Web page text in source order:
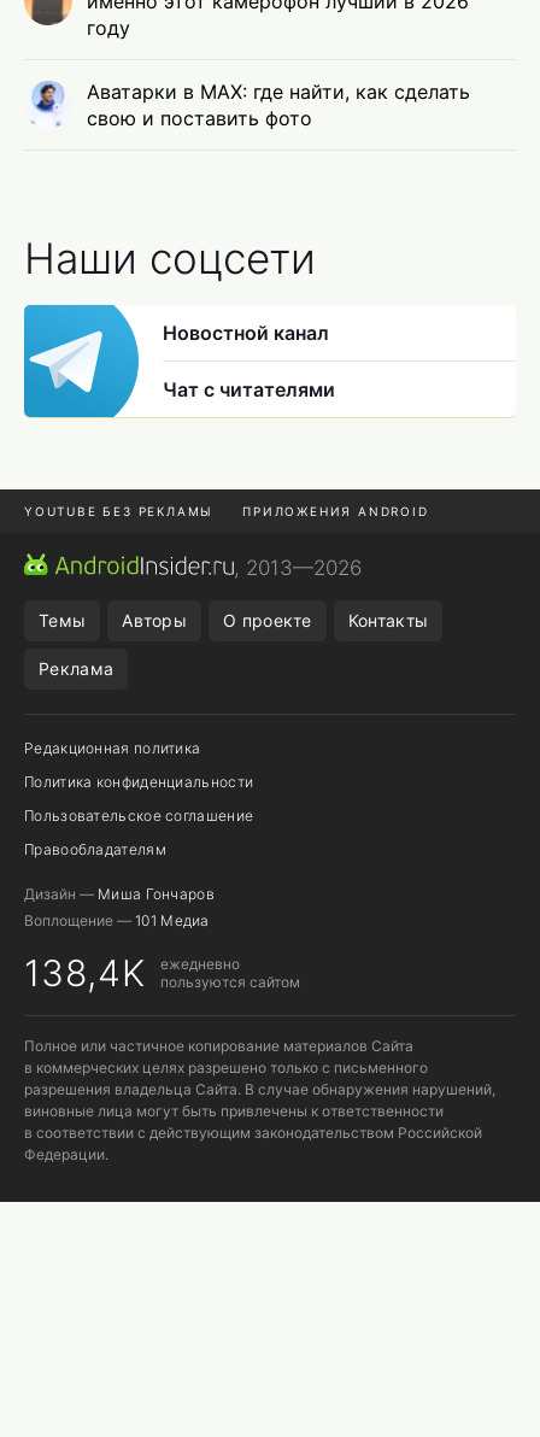
году
Аватарки в MAX: где найти, как сделать
свою и поставить фото
Наши соцсети
Новостной канал
Чат с читателями
YOUTUBE БЕЗ РЕКЛАМЫ ПРИЛОЖЕНИЯ ANDROID
МЕССЕНДЖЕРЫ ONE UI 8.5
, 2013—2026
Темы Авторы О проекте Контакты
Реклама
Редакционная политика
Политика конфиденциальности
Пользовательское соглашение
Правообладателям
Дизайн — Миша Гончаров
Воплощение — 101 Медиа
138,4K
ежедневно
пользуются сайтом
Полное или частичное копирование материалов Сайта
в коммерческих целях разрешено только с письменного
разрешения владельца Сайта. В случае обнаружения нарушений,
виновные лица могут быть привлечены к ответственности
в соответствии с действующим законодательством Российской
Федерации.